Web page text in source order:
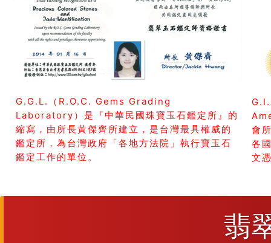
G.G.L.（R.O.C. Gems Grading
Laboratory）是『中華民國珠寶玉石鑑定所』的
縮寫，由所長黃傑齊所建立，是台灣最具權威的
鑑定所，為台灣政府「各地方法院」執行寶玉石
鑑定工作的單位。
會
各
文
翡